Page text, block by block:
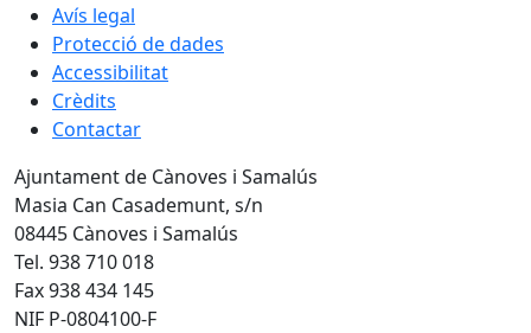
Avís legal
Protecció de dades
Accessibilitat
Crèdits
Contactar
Ajuntament de Cànoves i Samalús
Masia Can Casademunt, s/n
08445 Cànoves i Samalús
Tel. 938 710 018
Fax 938 434 145
NIF P-0804100-F